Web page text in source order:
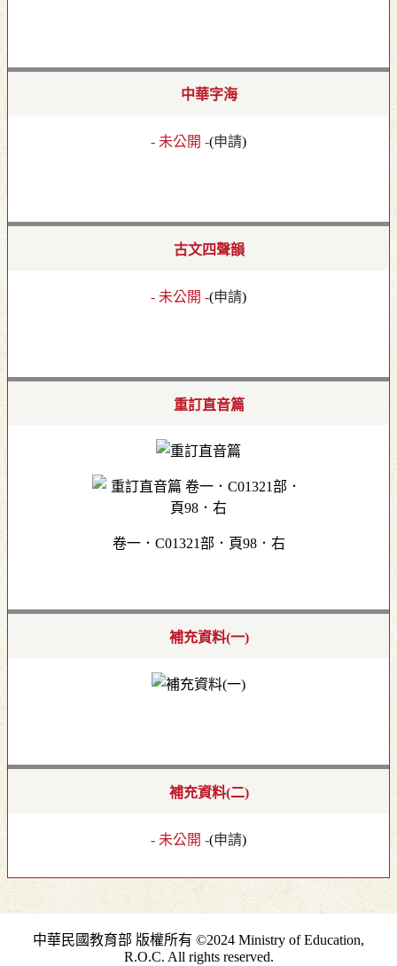
中華字海
- 未公開 -(申請)
古文四聲韻
- 未公開 -(申請)
重訂直音篇
卷一．C01321部．頁98．右
補充資料(一)
補充資料(二)
- 未公開 -(申請)
中華民國教育部 版權所有 ©2024 Ministry of Education,
R.O.C. All rights reserved.